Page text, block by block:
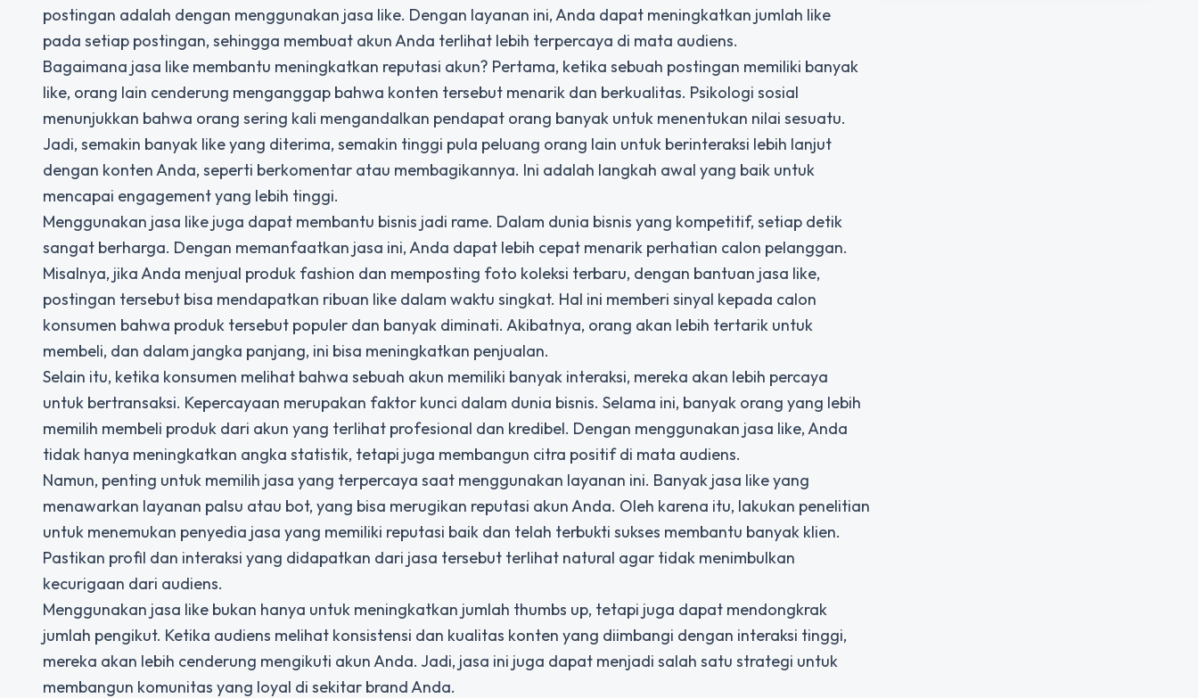
postingan adalah dengan menggunakan jasa like. Dengan layanan ini, Anda dapat meningkatkan jumlah like
pada setiap postingan, sehingga membuat akun Anda terlihat lebih terpercaya di mata audiens.
Bagaimana jasa like membantu meningkatkan reputasi akun? Pertama, ketika sebuah postingan memiliki banyak
like, orang lain cenderung menganggap bahwa konten tersebut menarik dan berkualitas. Psikologi sosial
menunjukkan bahwa orang sering kali mengandalkan pendapat orang banyak untuk menentukan nilai sesuatu.
Jadi, semakin banyak like yang diterima, semakin tinggi pula peluang orang lain untuk berinteraksi lebih lanjut
dengan konten Anda, seperti berkomentar atau membagikannya. Ini adalah langkah awal yang baik untuk
mencapai engagement yang lebih tinggi.
Menggunakan jasa like juga dapat membantu bisnis jadi rame. Dalam dunia bisnis yang kompetitif, setiap detik
sangat berharga. Dengan memanfaatkan jasa ini, Anda dapat lebih cepat menarik perhatian calon pelanggan.
Misalnya, jika Anda menjual produk fashion dan memposting foto koleksi terbaru, dengan bantuan jasa like,
postingan tersebut bisa mendapatkan ribuan like dalam waktu singkat. Hal ini memberi sinyal kepada calon
konsumen bahwa produk tersebut populer dan banyak diminati. Akibatnya, orang akan lebih tertarik untuk
membeli, dan dalam jangka panjang, ini bisa meningkatkan penjualan.
Selain itu, ketika konsumen melihat bahwa sebuah akun memiliki banyak interaksi, mereka akan lebih percaya
untuk bertransaksi. Kepercayaan merupakan faktor kunci dalam dunia bisnis. Selama ini, banyak orang yang lebih
memilih membeli produk dari akun yang terlihat profesional dan kredibel. Dengan menggunakan jasa like, Anda
tidak hanya meningkatkan angka statistik, tetapi juga membangun citra positif di mata audiens.
Namun, penting untuk memilih jasa yang terpercaya saat menggunakan layanan ini. Banyak jasa like yang
menawarkan layanan palsu atau bot, yang bisa merugikan reputasi akun Anda. Oleh karena itu, lakukan penelitian
untuk menemukan penyedia jasa yang memiliki reputasi baik dan telah terbukti sukses membantu banyak klien.
Pastikan profil dan interaksi yang didapatkan dari jasa tersebut terlihat natural agar tidak menimbulkan
kecurigaan dari audiens.
Menggunakan jasa like bukan hanya untuk meningkatkan jumlah thumbs up, tetapi juga dapat mendongkrak
jumlah pengikut. Ketika audiens melihat konsistensi dan kualitas konten yang diimbangi dengan interaksi tinggi,
mereka akan lebih cenderung mengikuti akun Anda. Jadi, jasa ini juga dapat menjadi salah satu strategi untuk
membangun komunitas yang loyal di sekitar brand Anda.